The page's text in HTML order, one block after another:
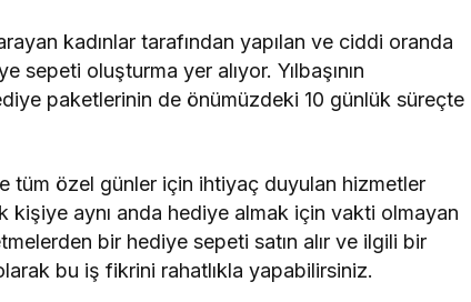
kadınlar tarafından yapılan ve ciddi oranda
sepeti oluşturma yer alıyor. Yılbaşının
paketlerinin de önümüzdeki 10 günlük süreçte
tüm özel günler için ihtiyaç duyulan hizmetler
kişiye aynı anda hediye almak için vakti olmayan
bir hediye sepeti satın alır ve ilgili bir
bu iş fikrini rahatlıkla yapabilirsiniz.